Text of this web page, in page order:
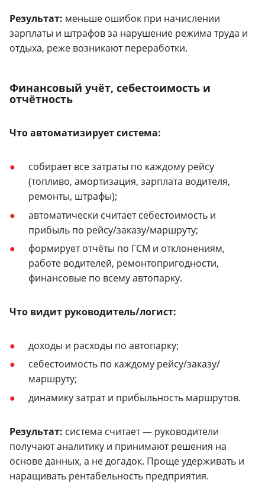
Результат: меньше ошибок при начислении
зарплаты и штрафов за нарушение режима труда и
отдыха, реже возникают переработки.
Финансовый учёт, себестоимость и
отчётность
Что автоматизирует система:
собирает все затраты по каждому рейсу
(топливо, амортизация, зарплата водителя,
ремонты, штрафы);
автоматически считает себестоимость и
прибыль по рейсу/заказу/маршруту;
формирует отчёты по ГСМ и отклонениям,
работе водителей, ремонтопригодности,
финансовые по всему автопарку.
Что видит руководитель/логист:
доходы и расходы по автопарку;
себестоимость по каждому рейсу/заказу/
маршруту;
динамику затрат и прибыльность маршрутов.
Результат: система считает — руководители
получают аналитику и принимают решения на
основе данных, а не догадок. Проще удерживать и
наращивать рентабельность предприятия.